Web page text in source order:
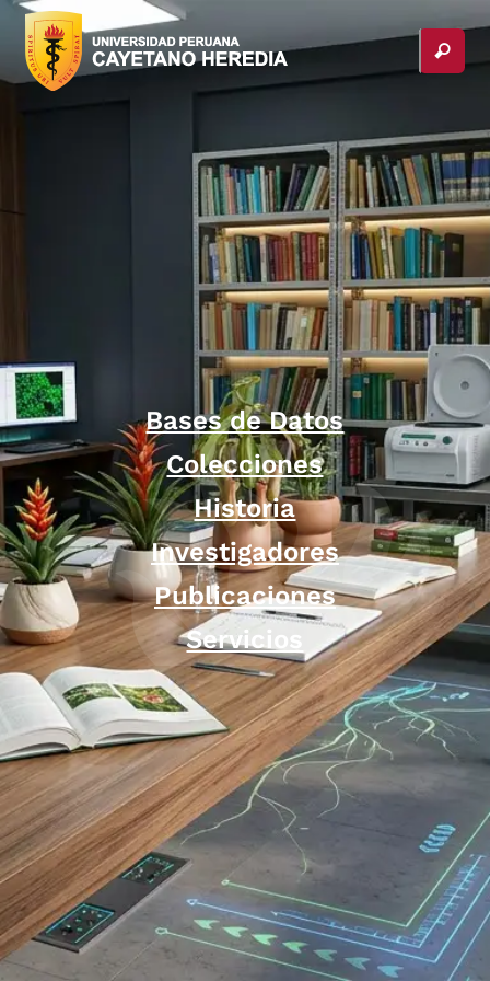
Bases de Datos
Colecciones
Historia
Investigadores
Publicaciones
Servicios